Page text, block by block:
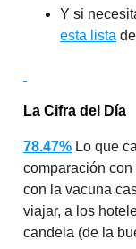
Y si
esta lista
La Cifra del Día
78.47% Lo que
comparación
con la vacuna
viajar, a los
candela (de la